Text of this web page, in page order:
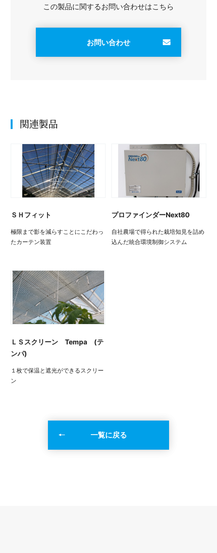
この製品に関するお問い合わせはこちら
お問い合わせ
関連製品
ＳＨフィット
極限まで影を減らすことにこだわっ
たカーテン装置
プロファインダーNext80
自社農場で得られた栽培知見を詰め
込んだ統合環境制御システム
ＬＳスクリーン Tempa (テ
ンパ)
１枚で保温と遮光ができるスクリー
ン
一覧に戻る